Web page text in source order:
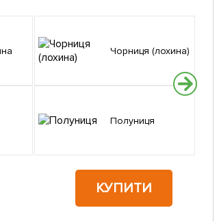
Чорниця (лохина)
Полуниця
КУПИТИ